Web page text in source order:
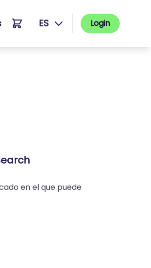
ES Login
en el que puede